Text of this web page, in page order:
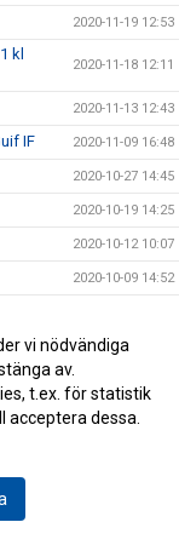
2020-11-19 12:53
kl
2020-11-18 12:11
2020-11-13 12:43
IF 2020-11-09 16:48
2020-10-27 14:45
2020-10-19 14:25
2020-10-12 10:07
2020-10-09 14:52
2020-10-02 12:01
vi nödvändiga
av.
t.ex. för statistik
acceptera dessa.